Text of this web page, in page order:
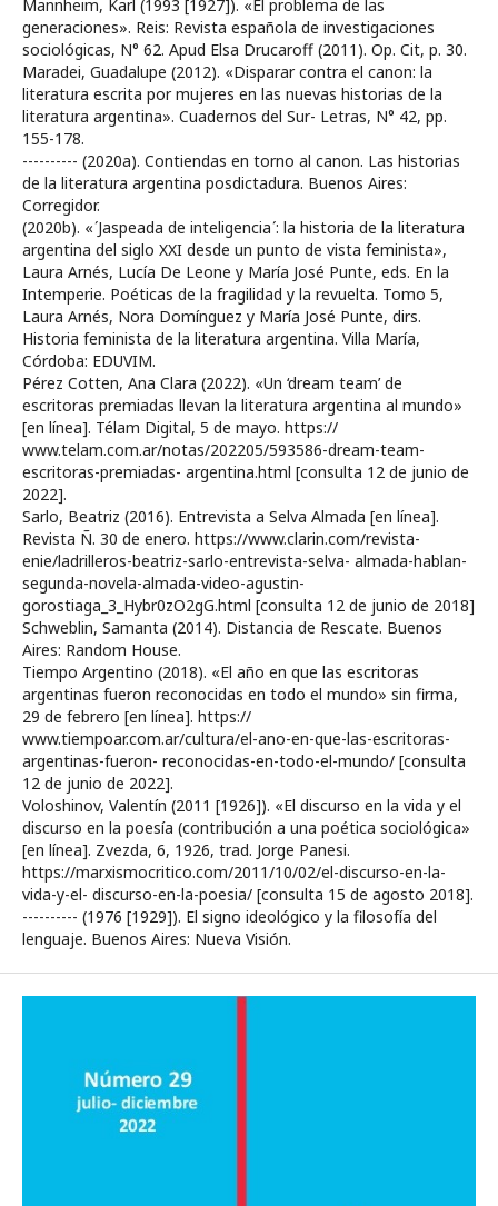
Mannheim, Karl (1993 [1927]). «El problema de las
generaciones». Reis: Revista española de investigaciones
sociológicas, N° 62. Apud Elsa Drucaroff (2011). Op. Cit, p. 30.
Maradei, Guadalupe (2012). «Disparar contra el canon: la
literatura escrita por mujeres en las nuevas historias de la
literatura argentina». Cuadernos del Sur- Letras, N° 42, pp.
155-178.
---------- (2020a). Contiendas en torno al canon. Las historias
de la literatura argentina posdictadura. Buenos Aires:
Corregidor.
(2020b). « ́Jaspeada de inteligencia ́: la historia de la literatura
argentina del siglo XXI desde un punto de vista feminista»,
Laura Arnés, Lucía De Leone y María José Punte, eds. En la
Intemperie. Poéticas de la fragilidad y la revuelta. Tomo 5,
Laura Arnés, Nora Domínguez y María José Punte, dirs.
Historia feminista de la literatura argentina. Villa María,
Córdoba: EDUVIM.
Pérez Cotten, Ana Clara (2022). «Un ‘dream team’ de
escritoras premiadas llevan la literatura argentina al mundo»
[en línea]. Télam Digital, 5 de mayo. https://
www.telam.com.ar/notas/202205/593586-dream-team-
escritoras-premiadas- argentina.html [consulta 12 de junio de
2022].
Sarlo, Beatriz (2016). Entrevista a Selva Almada [en línea].
Revista Ñ. 30 de enero. https://www.clarin.com/revista-
enie/ladrilleros-beatriz-sarlo-entrevista-selva- almada-hablan-
segunda-novela-almada-video-agustin-
gorostiaga_3_Hybr0zO2gG.html [consulta 12 de junio de 2018]
Schweblin, Samanta (2014). Distancia de Rescate. Buenos
Aires: Random House.
Tiempo Argentino (2018). «El año en que las escritoras
argentinas fueron reconocidas en todo el mundo» sin firma,
29 de febrero [en línea]. https://
www.tiempoar.com.ar/cultura/el-ano-en-que-las-escritoras-
argentinas-fueron- reconocidas-en-todo-el-mundo/ [consulta
12 de junio de 2022].
Voloshinov, Valentín (2011 [1926]). «El discurso en la vida y el
discurso en la poesía (contribución a una poética sociológica»
[en línea]. Zvezda, 6, 1926, trad. Jorge Panesi.
https://marxismocritico.com/2011/10/02/el-discurso-en-la-
vida-y-el- discurso-en-la-poesia/ [consulta 15 de agosto 2018].
---------- (1976 [1929]). El signo ideológico y la filosofía del
lenguaje. Buenos Aires: Nueva Visión.